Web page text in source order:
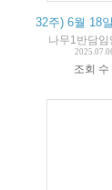
32주) 6월 18
나무1반담임
조회 수